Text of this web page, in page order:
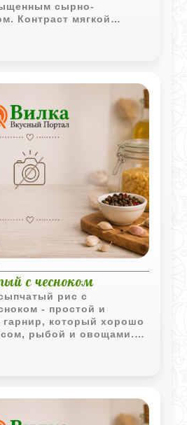
сырно-
Контраст мягкой
заправки делает его
с чесноком
рис с
- простой и
который хорошо
рыбой и овощами.
и понятная
получить